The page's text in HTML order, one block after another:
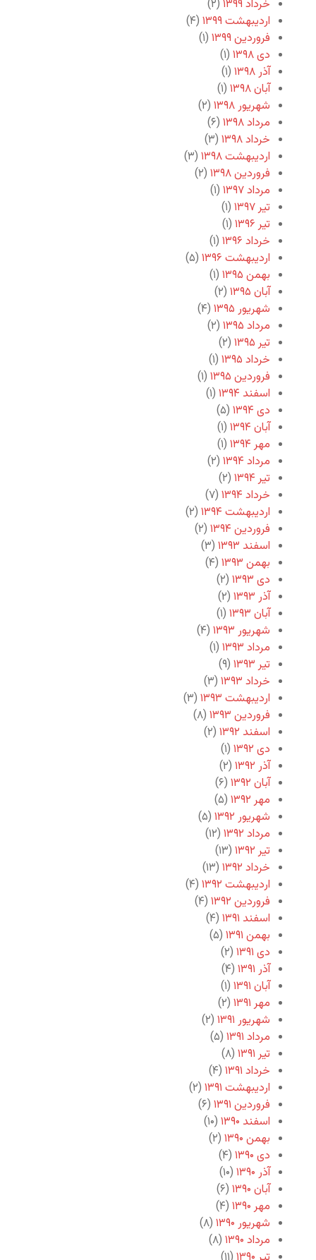
خرداد ۱۳۹۹
(۲)
اردیبهشت ۱۳۹۹
(۴)
فروردین ۱۳۹۹
(۱)
دی ۱۳۹۸
(۱)
آذر ۱۳۹۸
(۱)
آبان ۱۳۹۸
(۱)
شهریور ۱۳۹۸
(۲)
مرداد ۱۳۹۸
(۶)
خرداد ۱۳۹۸
(۳)
اردیبهشت ۱۳۹۸
(۳)
فروردین ۱۳۹۸
(۲)
مرداد ۱۳۹۷
(۱)
تیر ۱۳۹۷
(۱)
تیر ۱۳۹۶
(۱)
خرداد ۱۳۹۶
(۱)
اردیبهشت ۱۳۹۶
(۵)
بهمن ۱۳۹۵
(۱)
آبان ۱۳۹۵
(۲)
شهریور ۱۳۹۵
(۴)
مرداد ۱۳۹۵
(۲)
تیر ۱۳۹۵
(۲)
خرداد ۱۳۹۵
(۱)
فروردین ۱۳۹۵
(۱)
اسفند ۱۳۹۴
(۱)
دی ۱۳۹۴
(۵)
آبان ۱۳۹۴
(۱)
مهر ۱۳۹۴
(۱)
مرداد ۱۳۹۴
(۲)
تیر ۱۳۹۴
(۲)
خرداد ۱۳۹۴
(۷)
اردیبهشت ۱۳۹۴
(۲)
فروردین ۱۳۹۴
(۲)
اسفند ۱۳۹۳
(۳)
بهمن ۱۳۹۳
(۴)
دی ۱۳۹۳
(۲)
آذر ۱۳۹۳
(۲)
آبان ۱۳۹۳
(۱)
شهریور ۱۳۹۳
(۴)
مرداد ۱۳۹۳
(۱)
تیر ۱۳۹۳
(۹)
خرداد ۱۳۹۳
(۳)
اردیبهشت ۱۳۹۳
(۳)
فروردین ۱۳۹۳
(۸)
اسفند ۱۳۹۲
(۲)
دی ۱۳۹۲
(۱)
آذر ۱۳۹۲
(۲)
آبان ۱۳۹۲
(۶)
مهر ۱۳۹۲
(۵)
شهریور ۱۳۹۲
(۵)
مرداد ۱۳۹۲
(۱۲)
تیر ۱۳۹۲
(۱۳)
خرداد ۱۳۹۲
(۱۳)
اردیبهشت ۱۳۹۲
(۴)
فروردین ۱۳۹۲
(۴)
اسفند ۱۳۹۱
(۴)
بهمن ۱۳۹۱
(۵)
دی ۱۳۹۱
(۲)
آذر ۱۳۹۱
(۴)
آبان ۱۳۹۱
(۱)
مهر ۱۳۹۱
(۲)
شهریور ۱۳۹۱
(۲)
مرداد ۱۳۹۱
(۵)
تیر ۱۳۹۱
(۸)
خرداد ۱۳۹۱
(۴)
اردیبهشت ۱۳۹۱
(۲)
فروردین ۱۳۹۱
(۶)
اسفند ۱۳۹۰
(۱۰)
بهمن ۱۳۹۰
(۲)
دی ۱۳۹۰
(۴)
آذر ۱۳۹۰
(۱۰)
آبان ۱۳۹۰
(۶)
مهر ۱۳۹۰
(۴)
شهریور ۱۳۹۰
(۸)
مرداد ۱۳۹۰
(۸)